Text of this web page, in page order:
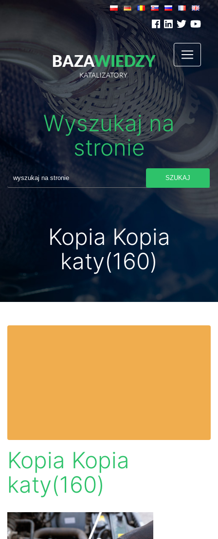
Wyszukaj na
stronie
SZUKAJ
Kopia Kopia
katy(160)
Kopia Kopia
katy(160)